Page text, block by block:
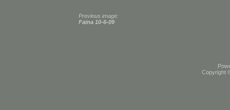
Previous image:
Faina 10-6-09
Copyright